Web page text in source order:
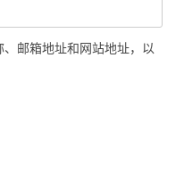
邮箱地址和网站地址，以